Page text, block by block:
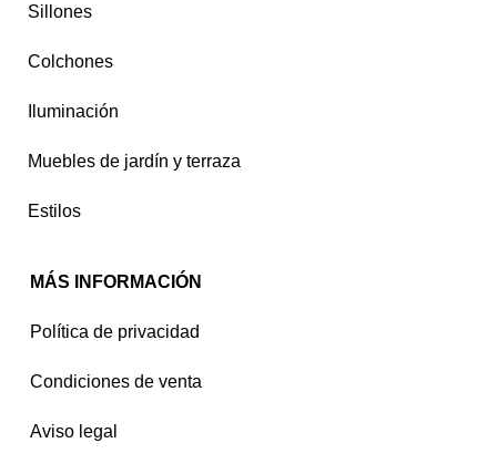
Sillones
Colchones
Iluminación
Muebles de jardín y terraza
Estilos
MÁS INFORMACIÓN
Política de privacidad
Condiciones de venta
Aviso legal